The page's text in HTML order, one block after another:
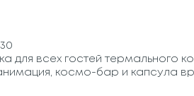
для всех гостей термального
космо-бар и капсула